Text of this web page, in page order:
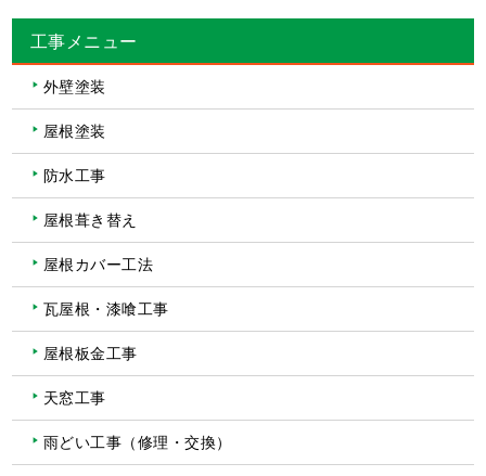
工事メニュー
外壁塗装
屋根塗装
防水工事
屋根葺き替え
屋根カバー工法
瓦屋根・漆喰工事
屋根板金工事
天窓工事
雨どい工事（修理・交換）